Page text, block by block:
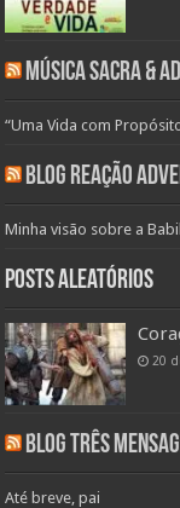
Música Sacra &
“Uma Vida com
Blog Reação
Minha visão sobre a
Posts aleatórios
20
Blog Três
Até breve, pai